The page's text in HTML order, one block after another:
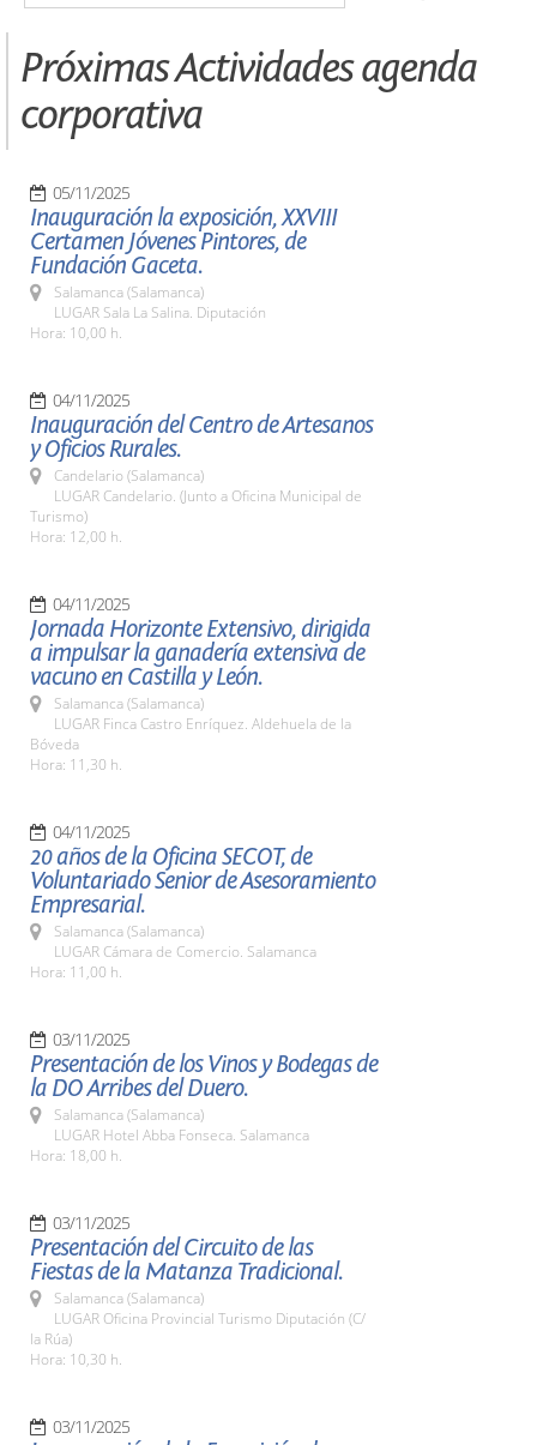
Próximas Actividades agenda
corporativa
05/11/2025
Inauguración la exposición, XXVIII
Certamen Jóvenes Pintores, de
Fundación Gaceta.
Salamanca (Salamanca)
LUGAR Sala La Salina. Diputación
Hora: 10,00 h.
04/11/2025
Inauguración del Centro de Artesanos
y Oficios Rurales.
Candelario (Salamanca)
LUGAR Candelario. (Junto a Oficina Municipal de
Turismo)
Hora: 12,00 h.
04/11/2025
Jornada Horizonte Extensivo, dirigida
a impulsar la ganadería extensiva de
vacuno en Castilla y León.
Salamanca (Salamanca)
LUGAR Finca Castro Enríquez. Aldehuela de la
Bóveda
Hora: 11,30 h.
04/11/2025
20 años de la Oficina SECOT, de
Voluntariado Senior de Asesoramiento
Empresarial.
Salamanca (Salamanca)
LUGAR Cámara de Comercio. Salamanca
Hora: 11,00 h.
03/11/2025
Presentación de los Vinos y Bodegas de
la DO Arribes del Duero.
Salamanca (Salamanca)
LUGAR Hotel Abba Fonseca. Salamanca
Hora: 18,00 h.
03/11/2025
Presentación del Circuito de las
Fiestas de la Matanza Tradicional.
Salamanca (Salamanca)
LUGAR Oficina Provincial Turismo Diputación (C/
la Rúa)
Hora: 10,30 h.
03/11/2025